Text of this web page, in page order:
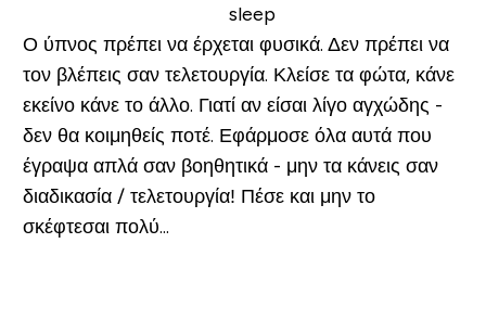
Ο ύπνος πρέπει να έρχεται φυσικά. Δεν πρέπει να
τον βλέπεις σαν τελετουργία. Κλείσε τα φώτα, κάνε
εκείνο κάνε το άλλο. Γιατί αν είσαι λίγο αγχώδης -
δεν θα κοιμηθείς ποτέ. Εφάρμοσε όλα αυτά που
έγραψα απλά σαν βοηθητικά - μην τα κάνεις σαν
διαδικασία / τελετουργία! Πέσε και μην το
σκέφτεσαι πολύ...